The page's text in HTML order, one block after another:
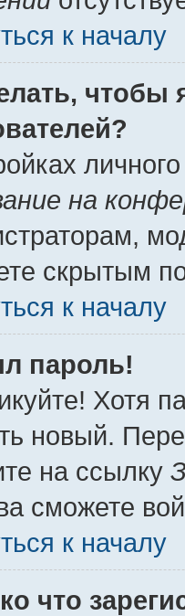
к началу
чтобы
на
скрытым
к началу
пароль!
Хотя
новый.
на ссылку
сможете
к началу
что